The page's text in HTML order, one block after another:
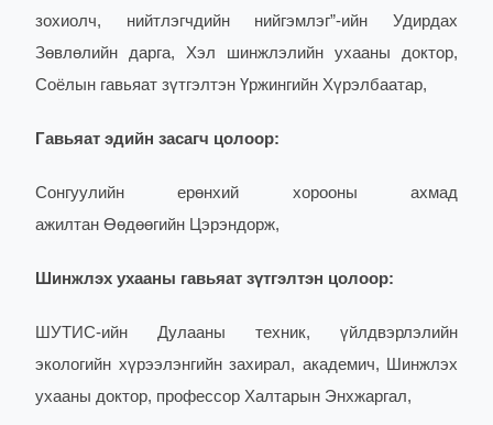
зохиолч, нийтлэгчдийн нийгэмлэг”-ийн Удирдах
Зөвлөлийн дарга, Хэл шинжлэлийн ухааны доктор,
Соёлын гавьяат зүтгэлтэн Үржингийн Хүрэлбаатар,
Гавьяат эдийн засагч цолоор:
Сонгуулийн ерөнхий хорооны ахмад
ажилтан Өөдөөгийн Цэрэндорж,
Шинжлэх ухааны гавьяат зүтгэлтэн цолоор:
ШУТИС-ийн Дулааны техник, үйлдвэрлэлийн
экологийн хүрээлэнгийн захирал, академич, Шинжлэх
ухааны доктор, профессор Халтарын Энхжаргал,